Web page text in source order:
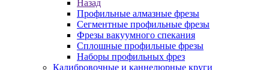
Назад
Профильные алмазные фрезы
Сегментные профильные фрезы
Фрезы вакуумного спекания
Сплошные профильные фрезы
Наборы профильных фрез
Калибровочные и каннелюрные круги